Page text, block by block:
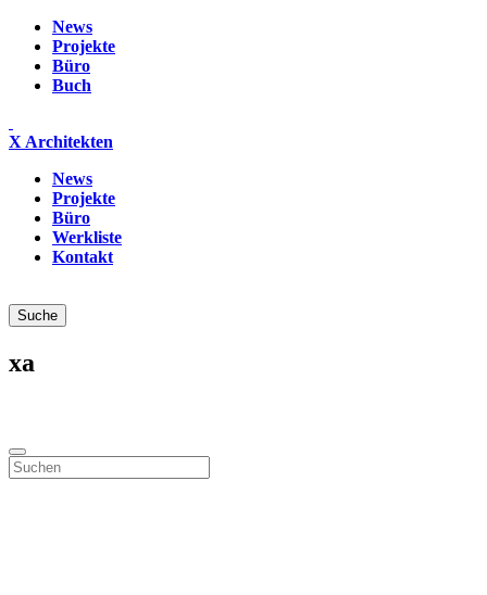
News
Projekte
Büro
Buch
X Architekten
News
Projekte
Büro
Werkliste
Kontakt
xa